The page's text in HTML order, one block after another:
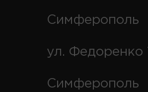
Симферополь
ул. Федоренко
Симферополь